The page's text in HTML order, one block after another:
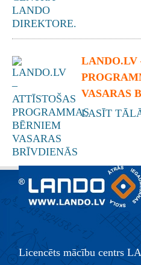
LANDO.LV
VASARAS
LASĪT
Licencēts mācību centrs